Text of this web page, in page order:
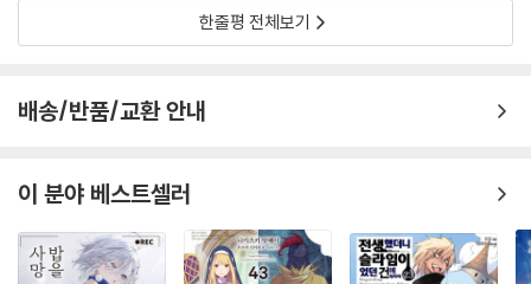
한줄평 전체보기
배송/반품/교환 안내
이 분야 베스트셀러